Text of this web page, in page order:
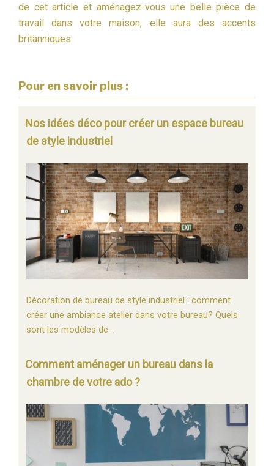
de cet article et aménagez-vous une belle pièce de
travail dans votre maison, elle aura des accents
britanniques.
Pour en savoir plus :
Nos idées déco pour créer un espace bureau
de style industriel
Décoration de bureau de style industriel : comment
créer une ambiance atelier dans votre bureau? Quels
sont les modèles de…
Comment aménager un bureau dans la
chambre de votre ado ?